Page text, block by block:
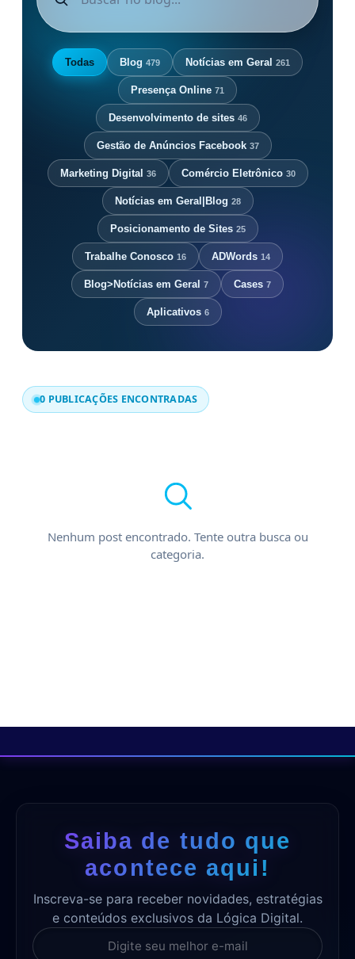
Todas Blog 479 Notícias em Geral 261
Presença Online 71
Desenvolvimento de sites 46
Gestão de Anúncios Facebook 37
Marketing Digital 36 Comércio Eletrônico 30
Notícias em Geral|Blog 28
Posicionamento de Sites 25
Trabalhe Conosco 16 ADWords 14
Blog>Notícias em Geral 7 Cases 7
Aplicativos 6
0 PUBLICAÇÕES ENCONTRADAS
Nenhum post encontrado. Tente outra busca ou
categoria.
Saiba de tudo que
acontece aqui!
Inscreva-se para receber novidades, estratégias
e conteúdos exclusivos da Lógica Digital.